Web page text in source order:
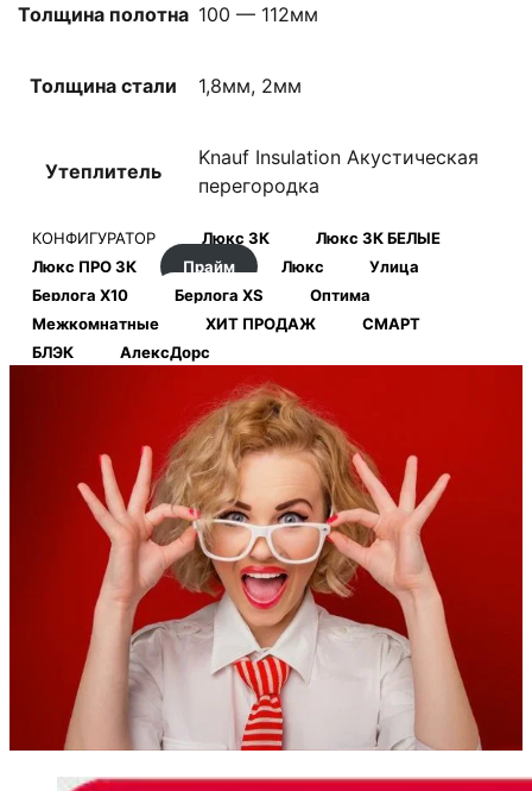
Толщина полотна 100 — 112мм
Толщина стали 1,8мм, 2мм
Утеплитель
Knauf Insulation Акустическая
перегородка
КОНФИГУРАТОР Люкс 3К
Люкс 3К БЕЛЫЕ
Люкс ПРО 3К
Прайм Люкс
Улица
Берлога Х10
Берлога XS
Оптима
Межкомнатные
ХИТ ПРОДАЖ
СМАРТ
БЛЭК
АлексДорс